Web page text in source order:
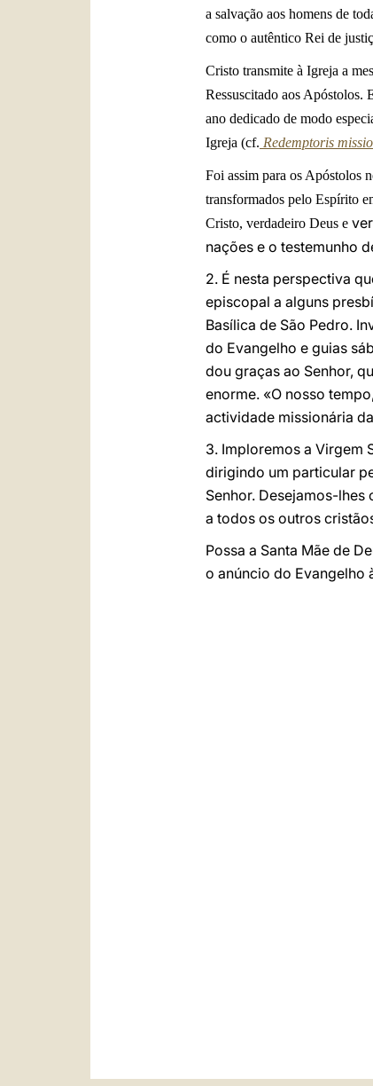
a salvação aos homens de
como o autêntico Rei de
Cristo transmite à Igreja a
Ressuscitado aos Apóstolos.
ano dedicado de modo
Igreja (cf. Redemptoris missio
Foi assim para os Apóstolos
transformados pelo Espírito
Cristo, verdadeiro Deus e
nações e o testemunho
2. É nesta perspectiva
episcopal a alguns
Basílica de São Pedro.
do Evangelho e guias
dou graças ao Senhor,
enorme. «O nosso
actividade missionária
3. Imploremos a Virgem
dirigindo um particular
Senhor. Desejamos-
a todos os outros
Possa a Santa Mãe de
o anúncio do Evangelho